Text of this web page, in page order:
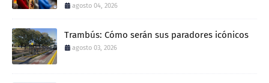
agosto 04, 2026
Trambús: Cómo serán sus paradores icónicos
agosto 03, 2026